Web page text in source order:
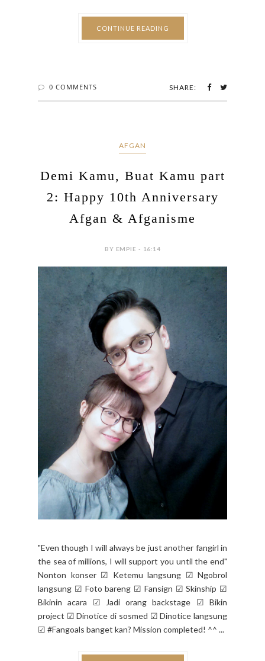
CONTINUE READING
0 COMMENTS SHARE:
AFGAN
Demi Kamu, Buat Kamu part
2: Happy 10th Anniversary
Afgan & Afganisme
BY EMPIE - 16:14
"Even though I will always be just another fangirl in
the sea of millions, I will support you until the end"
Nonton konser ☑ Ketemu langsung ☑ Ngobrol
langsung ☑ Foto bareng ☑ Fansign ☑ Skinship ☑
Bikinin acara ☑ Jadi orang backstage ☑ Bikin
project ☑ Dinotice di sosmed ☑ Dinotice langsung
☑ #Fangoals banget kan? Mission completed! ^^ ...